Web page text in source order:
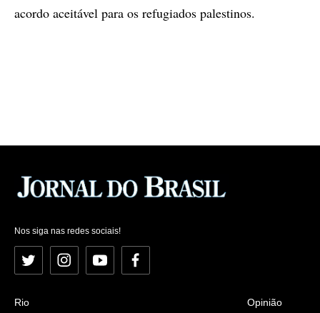
acordo aceitável para os refugiados palestinos.
Nos siga nas redes sociais!
Twitter InstagramYouTubeFacebook
Rio
Opinião